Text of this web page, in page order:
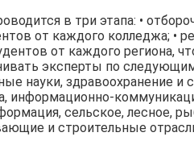
в три этапа: •
от каждого колледжа; •
от каждого региона,
эксперты по
науки, здравоохранение и
информационно-
сельское, лесное,
и строительные